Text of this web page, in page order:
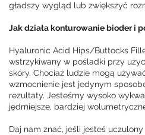
gładszy wygląd lub zwiększyć
Jak działa konturowanie bioder i
Hyaluronic Acid Hips/Buttocks
wstrzykiwany w pośladki przy
skóry. Chociaż ludzie mogą
wzmocnienie jest jedynym
rezultaty. Jesteśmy wysoko
jędrniejsze, bardziej
Daj nam znać, jeśli jesteś